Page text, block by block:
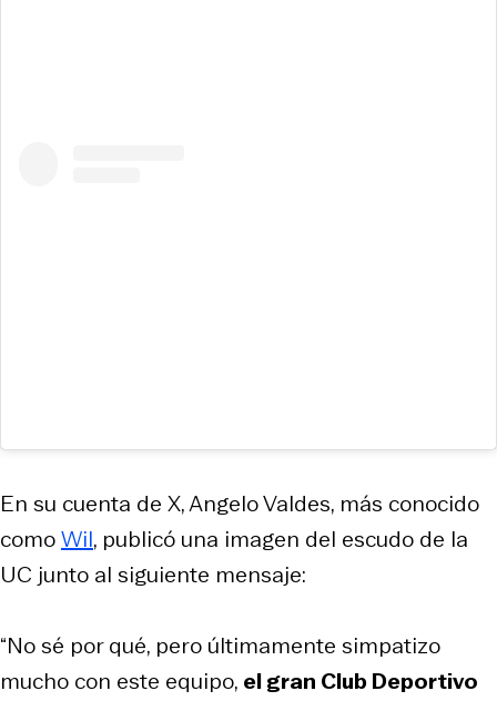
En su cuenta de X, Angelo Valdes, más conocido
comoWil, publicó una imagen del escudo de la
UC junto al siguiente mensaje:
“No sé por qué, pero últimamente simpatizo
mucho con este equipo, el gran Club Deportivo